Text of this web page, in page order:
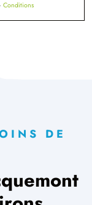
- Conditions
DE